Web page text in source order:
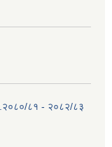
८१ - २०८२/८३